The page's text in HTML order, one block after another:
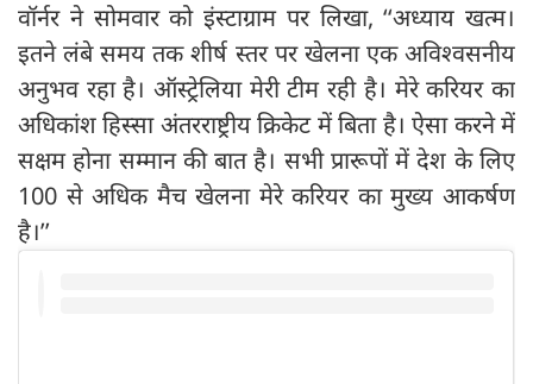
वॉर्नर ने सोमवार को इंस्टाग्राम पर लिखा, ‘‘अध्याय खत्म।
इतने लंबे समय तक शीर्ष स्तर पर खेलना एक अविश्वसनीय
अनुभव रहा है। ऑस्ट्रेलिया मेरी टीम रही है। मेरे करियर का
अधिकांश हिस्सा अंतरराष्ट्रीय क्रिकेट में बिता है। ऐसा करने में
सक्षम होना सम्मान की बात है। सभी प्रारूपों में देश के लिए
100 से अधिक मैच खेलना मेरे करियर का मुख्य आकर्षण
है।’’